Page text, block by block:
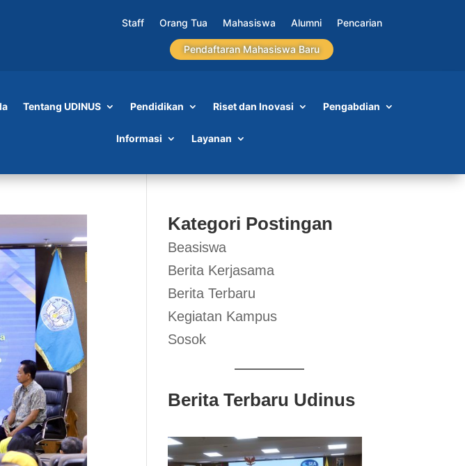
Staff Orang Tua Mahasiswa Alumni Pencarian
Pendaftaran Mahasiswa Baru
Tentang UDINUS Pendidikan Riset dan Inovasi Pengabdian
Informasi Layanan
Kategori Postingan
Beasiswa
Berita Kerjasama
Berita Terbaru
Kegiatan Kampus
Sosok
Berita Terbaru Udinus